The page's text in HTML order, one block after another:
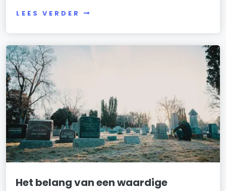
LEES VERDER
Het belang van een waardige